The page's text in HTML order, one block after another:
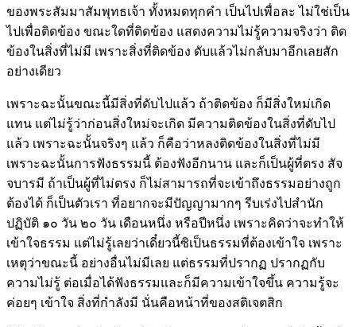
ของพระสัมมาสัมพุทธเจ้า ทั้งหมดทุกคำ เป็นไปเพื่อละ ไม่ใช่เป็น
ไปเพื่อติดข้อง ขณะใดที่ติดข้อง แสดงความไม่รู้ความจริงว่า ติด
ข้องในสิ่งที่ไม่มี เพราะสิ่งที่ติดข้อง ดับแล้วไม่กลับมาอีกเลยสัก
อย่างเดียว
เพราะฉะนั้นขณะนี้มีสิ่งที่ดับไปแล้ว ถ้าติดข้อง ก็มีสิ่งใหม่เกิด
แทน แต่ไม่รู้ว่าก่อนสิ่งใหม่จะเกิด มีความติดข้องในสิ่งที่ดับไป
แล้ว เพราะฉะนั้นจริงๆ แล้ว ก็คือว่าหลงติดข้องในสิ่งที่ไม่มี
เพราะฉะนั้นการฟังธรรมนี้ ต้องฟังอีกนาน และก็เป็นผู้ที่ตรง สัจ
จบารมี ถ้าเป็นผู้ที่ไม่ตรง ก็ไม่สามารถที่จะเข้าถึงธรรมอย่างถูก
ต้องได้ ก็เป็นตัวเรา ที่อยากจะมีปัญญามากๆ รีบเร่งไปสำนัก
ปฏิบัติ ๑๐ วัน ๒๐ วัน เดือนหนึ่ง หรือปีหนึ่ง เพราะคิดว่าจะทำให้
เข้าใจธรรม แต่ไม่รู้เลยว่าเดี๋ยวนี้ซิเป็นธรรมที่ต้องเข้าใจ เพราะ
เหตุว่าขณะนี้ อย่างอื่นไม่มีเลย แต่ธรรมที่ปรากฏ ปรากฏกับ
ความไม่รู้ ต่อเมื่อได้ฟังธรรมและก็มีความเข้าใจขึ้น ความรู้จะ
ค่อยๆ เข้าใจ สิ่งที่กำลังมี นั่นคือหน้าที่ของสติเจตสิก